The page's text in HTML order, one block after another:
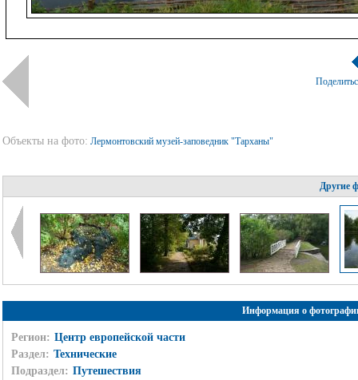
Объекты на фото: Лермонтовский музей-заповедник "Тарханы"
Другие
Информация о
Регион: Центр европейской части
Раздел: Технические
Подраздел: Путешествия